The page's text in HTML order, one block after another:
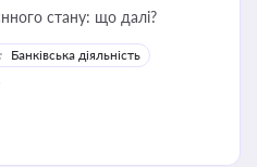
стану: що далі?
Банківська діяльність